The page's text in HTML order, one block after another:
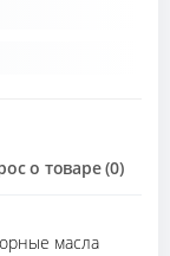
о товаре (0)
масла